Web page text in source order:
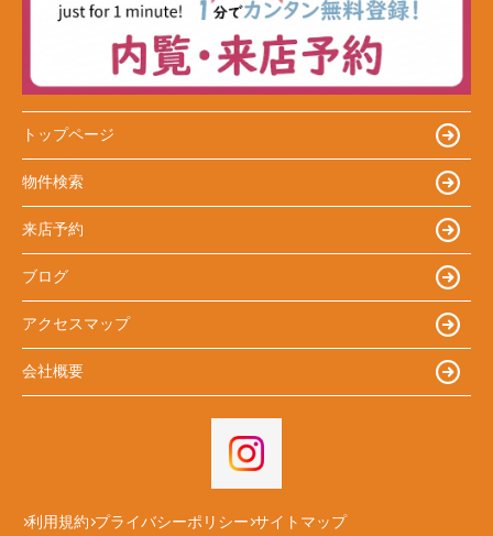
トップページ
物件検索
来店予約
ブログ
アクセスマップ
会社概要
利用規約 プライバシーポリシー サイトマップ